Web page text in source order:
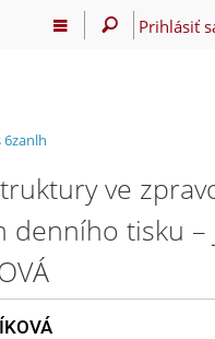
Prihlásiť
6zanlh
ve
denního tisku –